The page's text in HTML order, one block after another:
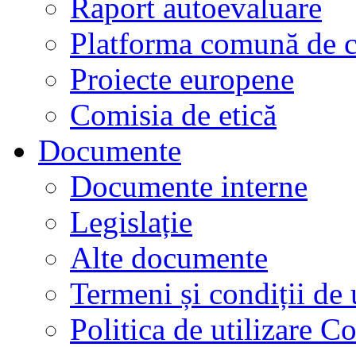
Raport autoevaluare
Platforma comună de
Proiecte europene
Comisia de etică
Documente
Documente interne
Legislație
Alte documente
Termeni și condiții de
Politica de utilizare